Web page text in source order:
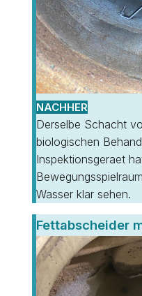
NACHHER
Derselbe Schacht
biologischen
Inspektionsgeraet
Wasser klar sehen.
Fettabscheider